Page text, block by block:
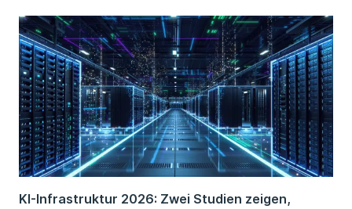
KI-Infrastruktur 2026: Zwei Studien zeigen,